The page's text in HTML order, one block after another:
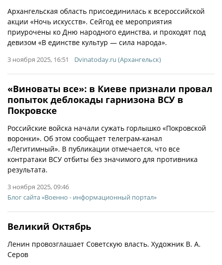
Архангельская область присоединилась к всероссийской
акции «Ночь искусств». Сейгод ее мероприятия
приурочены ко Дню народного единства, и проходят под
девизом «В единстве культур — сила народа».
3 ноября 2025, 16:51 Dvinatoday.ru (Архангельск)
«Виноваты все»: в Киеве признали провал
попыток деблокады гарнизона ВСУ в
Покровске
Российские войска начали сужать горлышко «Покровской
воронки». Об этом сообщает телеграм-канал
«Легитимный». В публикации отмечается, что все
контратаки ВСУ отбиты без значимого для противника
результата.
3 ноября 2025, 09:46
Блог сайта «Военно - информационный портал»
Великий Октябрь
Ленин провозглашает Советскую власть. Художник В. А.
Серов